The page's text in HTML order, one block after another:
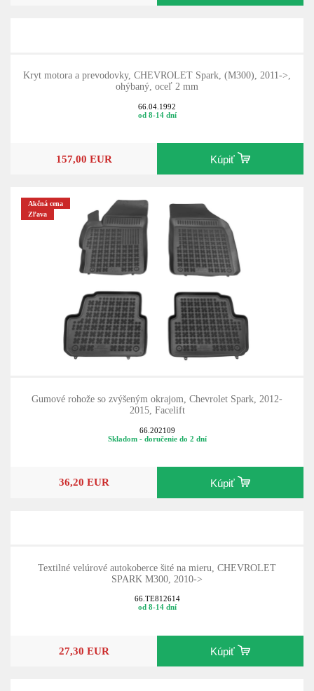
Kryt motora a prevodovky, CHEVROLET Spark, (M300), 2011->,
ohýbaný, oceľ 2 mm
66.04.1992
od 8-14 dní
157,00 EUR Kúpiť
Akčná cena
Zľava
Gumové rohože so zvýšeným okrajom, Chevrolet Spark, 2012-
2015, Facelift
66.202109
Skladom - doručenie do 2 dní
36,20 EUR Kúpiť
Textilné velúrové autokoberce šité na mieru, CHEVROLET
SPARK M300, 2010->
66.TE812614
od 8-14 dní
27,30 EUR Kúpiť